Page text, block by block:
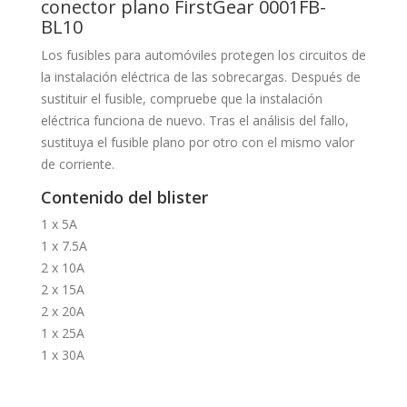
conector plano FirstGear 0001FB-
BL10
Los fusibles para automóviles protegen los circuitos de
la instalación eléctrica de las sobrecargas. Después de
sustituir el fusible, compruebe que la instalación
eléctrica funciona de nuevo. Tras el análisis del fallo,
sustituya el fusible plano por otro con el mismo valor
de corriente.
Contenido del blister
1 x 5A
1 x 7.5A
2 x 10A
2 x 15A
2 x 20A
1 x 25A
1 x 30A